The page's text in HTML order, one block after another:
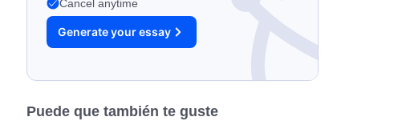
Cancel anytime
Generate your essay
Puede que también te guste